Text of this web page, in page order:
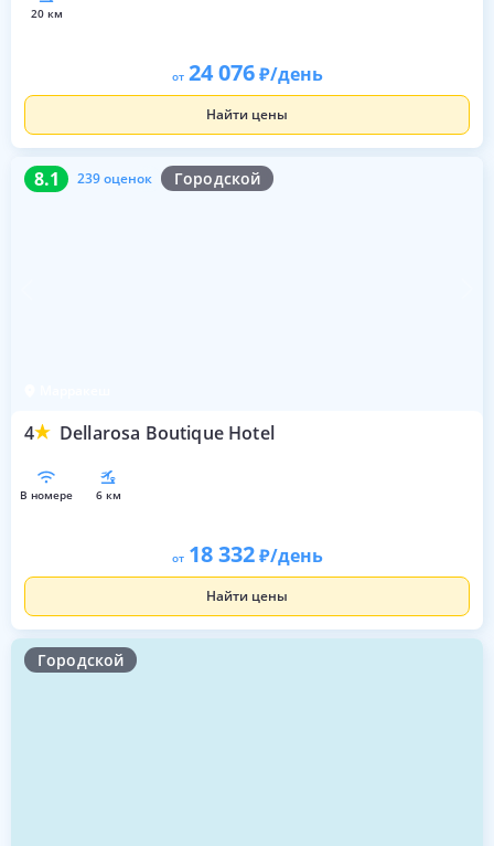
20 км
от 24 076 /день
Найти цены
8.1 239 оценок Городской
4 Dellarosa Boutique Hotel
8.1 239 оценок
в номере 6 км
от 18 332 /день
Найти цены
Городской